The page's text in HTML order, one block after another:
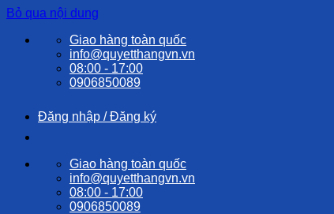
Bỏ qua nội dung
Giao hàng toàn quốc
info@quyetthangvn.vn
08:00 - 17:00
0906850089
Đăng nhập / Đăng ký
Giao hàng toàn quốc
info@quyetthangvn.vn
08:00 - 17:00
0906850089